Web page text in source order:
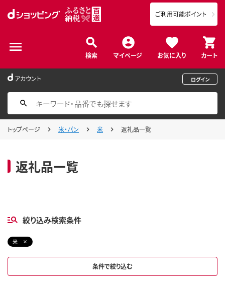
検索 マイページ お気に入り カート
ご利用可能ポイント
アカウント ログイン
トップページ 米・パン 米 返礼品一覧
返礼品一覧
絞り込み検索条件
米
条件で絞り込む